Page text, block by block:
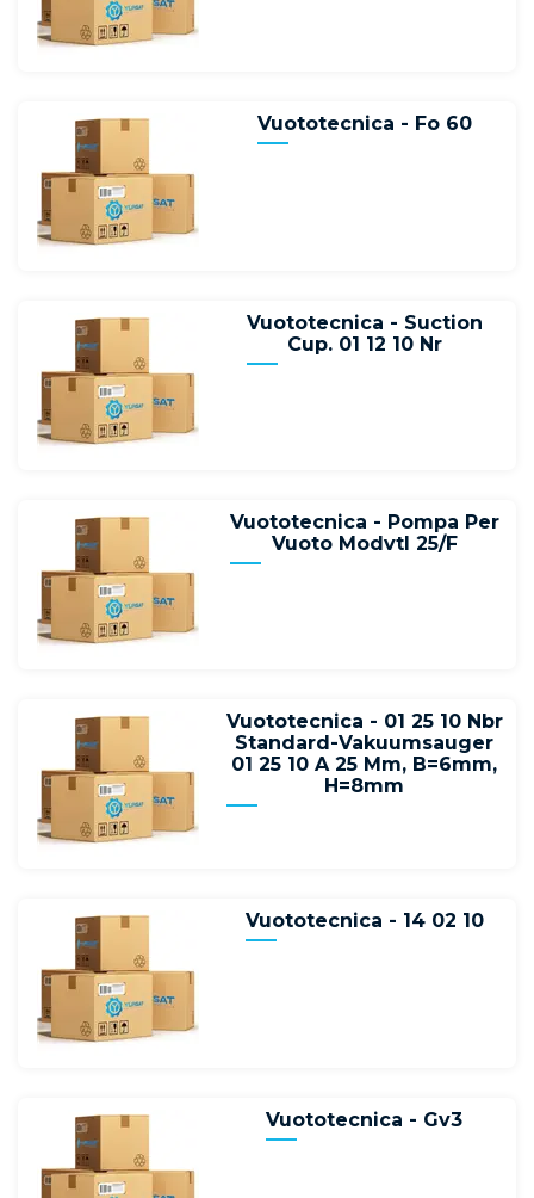
Vuototecnica - Fo 60
Vuototecnica - Suction
Cup. 01 12 10 Nr
Vuototecnica - Pompa Per
Vuoto Modvtl 25/F
Vuototecnica - 01 25 10 Nbr
Standard-Vakuumsauger
01 25 10 A 25 Mm, B=6mm,
H=8mm
Vuototecnica - 14 02 10
Vuototecnica - Gv3